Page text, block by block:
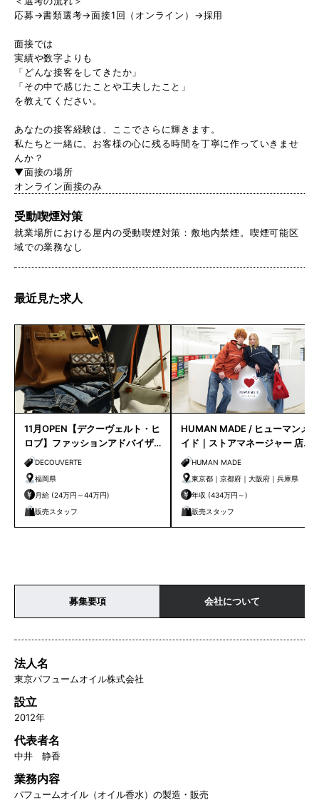
応募→書類選考→面接1回（オンライン）→採用
面接では
実績や数字よりも
「どんな接客をしてきたか」
「その中で感じたことや工夫したこと」
を教えてください。
あなたの接客経験は、ここでさらに輝きます。
私たちと一緒に、お客様の心に残る時間を丁寧に作っていきませ
んか？
▼面接の場所
オンライン面接のみ
受動喫煙対策
就業場所における屋内の受動喫煙対策：敷地内禁煙。喫煙可能区
域での業務なし
最近見た求人
11月OPEN【デクーヴェルト・ヒ
ロブ】ファッションアドバイザ
ー｜天神店
DECOUVERTE
福岡県
月給 (24万円～44万円)
販売スタッフ
HUMAN MADE / ヒューマンメ
イド｜ストアマネージャー 店長
候補HUMAN MADE
東京都｜京都府｜大阪府｜兵庫県
年収 (434万円～)
販売スタッフ
募集要項 会社について
法人名
東京パフュームオイル株式会社
設立
2012年
代表者名
中井 静香
業務内容
パフュームオイル（オイル香水）の製造・販売